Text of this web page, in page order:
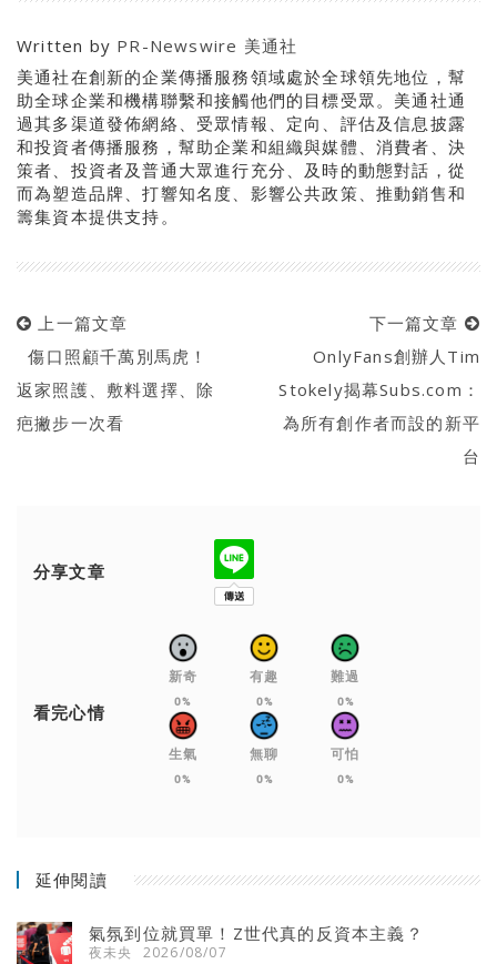
Written by PR-Newswire 美通社
美通社在創新的企業傳播服務領域處於全球領先地位，幫
助全球企業和機構聯繫和接觸他們的目標受眾。美通社通
過其多渠道發佈網絡、受眾情報、定向、評估及信息披露
和投資者傳播服務，幫助企業和組織與媒體、消費者、決
策者、投資者及普通大眾進行充分、及時的動態對話，從
而為塑造品牌、打響知名度、影響公共政策、推動銷售和
籌集資本提供支持。
上一篇文章
傷口照顧千萬別馬虎！
返家照護、敷料選擇、除
疤撇步一次看
下一篇文章
OnlyFans創辦人Tim
Stokely揭幕Subs.com：
為所有創作者而設的新平
台
分享文章
看完心情
新奇
0%
有趣
0%
難過
0%
生氣
0%
無聊
0%
可怕
0%
延伸閱讀
氣氛到位就買單！Z世代真的反資本主義？
夜未央 2026/08/07